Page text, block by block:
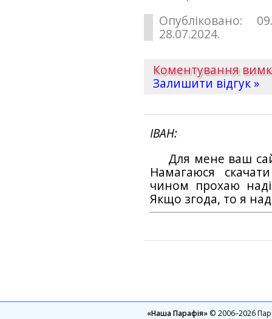
Опубліковано:
28.07.2024.
Коментування
Залишити відгук »
ІВАН
Для мене ваш
Намагаюся
чином прохаю
Якщо згода, то я
«Наша Парафія»© 2006–2026